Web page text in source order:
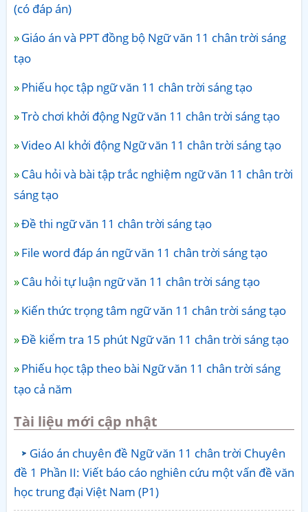
(có đáp án)
Giáo án và PPT đồng bộ Ngữ văn 11 chân trời sáng
tạo
Phiếu học tập ngữ văn 11 chân trời sáng tạo
Trò chơi khởi động Ngữ văn 11 chân trời sáng tạo
Video AI khởi động Ngữ văn 11 chân trời sáng tạo
Câu hỏi và bài tập trắc nghiệm ngữ văn 11 chân trời
sáng tạo
Đề thi ngữ văn 11 chân trời sáng tạo
File word đáp án ngữ văn 11 chân trời sáng tạo
Câu hỏi tự luận ngữ văn 11 chân trời sáng tạo
Kiến thức trọng tâm ngữ văn 11 chân trời sáng tạo
Đề kiểm tra 15 phút Ngữ văn 11 chân trời sáng tạo
Phiếu học tập theo bài Ngữ văn 11 chân trời sáng
tạo cả năm
Tài liệu mới cập nhật
Giáo án chuyên đề Ngữ văn 11 chân trời Chuyên
đề 1 Phần II: Viết báo cáo nghiên cứu một vấn đề văn
học trung đại Việt Nam (P1)